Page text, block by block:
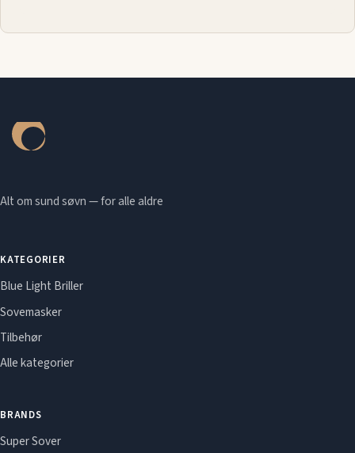
Alt om sund søvn — for alle aldre
KATEGORIER
Blue Light Briller
Sovemasker
Tilbehør
Alle kategorier
BRANDS
Super Sover